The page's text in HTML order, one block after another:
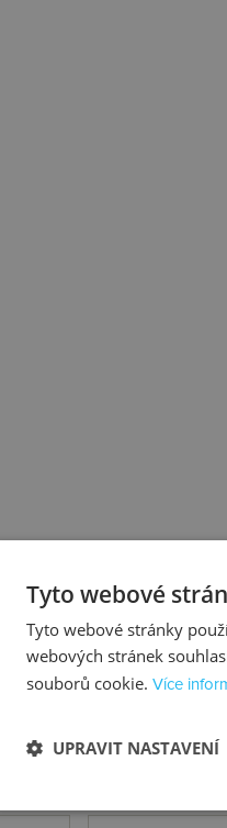
Tyto webové
Tyto webové stránky
webových stránek
souborů cookie. Více
UPRAVIT NASTAVENÍ